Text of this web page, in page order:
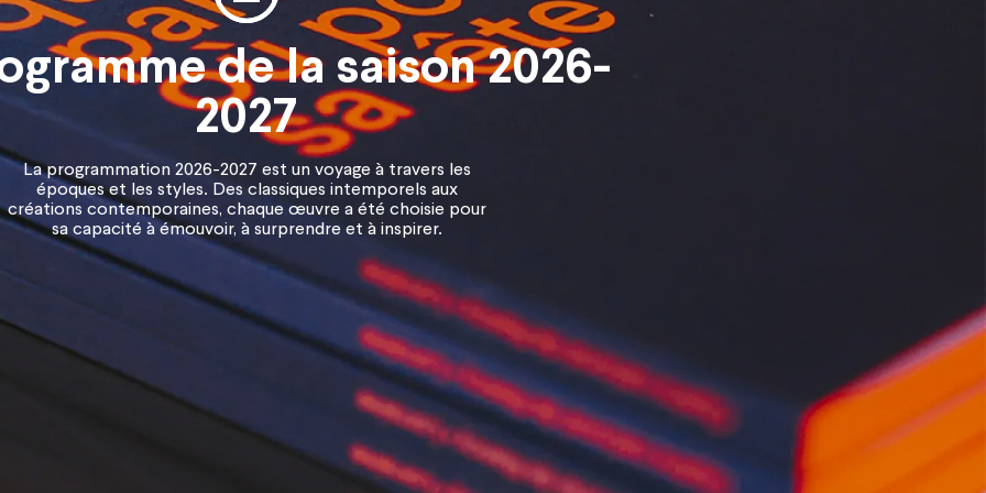
de la saison 2026-
2027
La programmation 2026-2027 est un voyage à travers les
époques et les styles. Des classiques intemporels aux
créations contemporaines, chaque œuvre a été choisie pour
sa capacité à émouvoir, à surprendre et à inspirer.